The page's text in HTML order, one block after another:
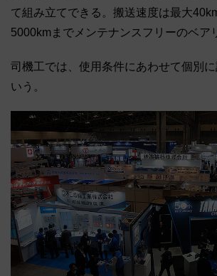
て組み立てできる。搬送速度は最大
5000kmまでメンテナンスフリーのベア
司機工では、使用条件にあわせて個別
いう。